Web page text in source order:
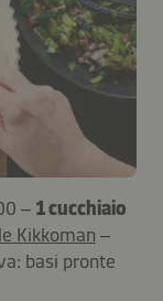
– 1 cucchiaio
Kikkoman –
basi pronte